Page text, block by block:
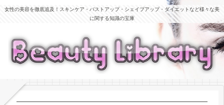
女性の美容を徹底追及！スキンケア・バストアップ・シェイプアップ・ダイエットなど様々な美
に関する知識の宝庫